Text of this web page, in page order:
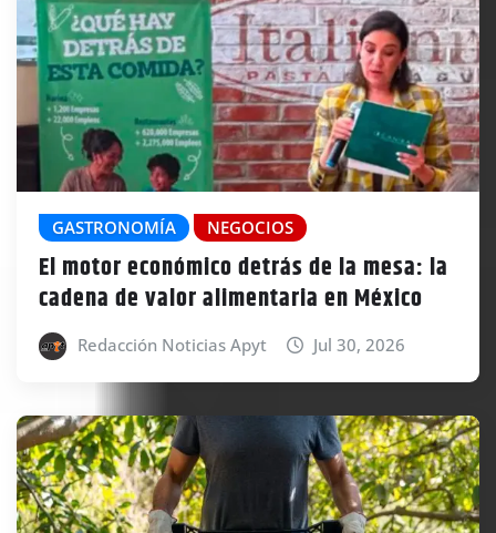
GASTRONOMÍA NEGOCIOS
El motor económico detrás de la mesa: la
cadena de valor alimentaria en México
Redacción Noticias Apyt Jul 30, 2026